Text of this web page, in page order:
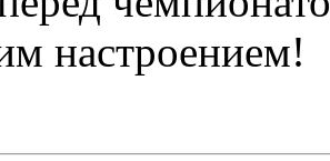
настроением!